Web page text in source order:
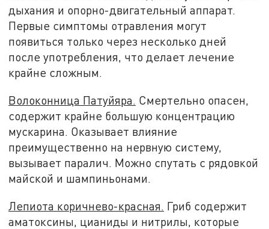
дыхания и опорно-двигательный аппарат.
Первые симптомы отравления могут
появиться только через несколько дней
после употребления, что делает лечение
крайне сложным.
Волоконница Патуйяра. Смертельно опасен,
содержит крайне большую концентрацию
мускарина. Оказывает влияние
преимущественно на нервную систему,
вызывает паралич. Можно спутать с рядовкой
майской и шампиньонами.
Лепиота коричнево-красная. Гриб содержит
аматоксины, цианиды и нитрилы, которые